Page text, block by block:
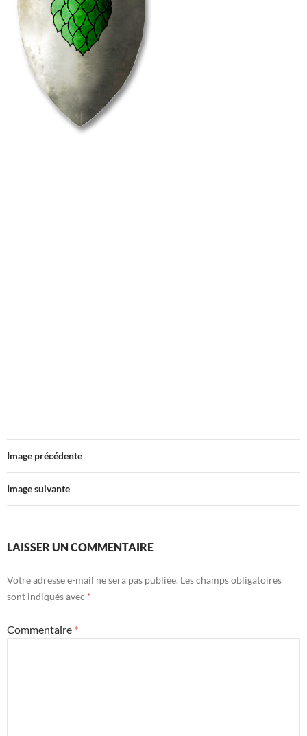
Image précédente
Image suivante
LAISSER UN COMMENTAIRE
Votre adresse e-mail ne sera pas publiée. Les champs obligatoires
sont indiqués avec *
Commentaire *